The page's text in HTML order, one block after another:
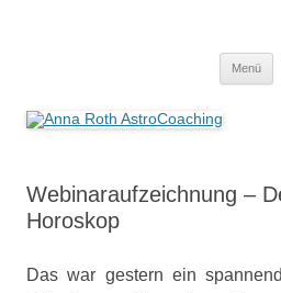
Menü
Webinaraufzeichnung –
Horoskop
Das war gestern ein